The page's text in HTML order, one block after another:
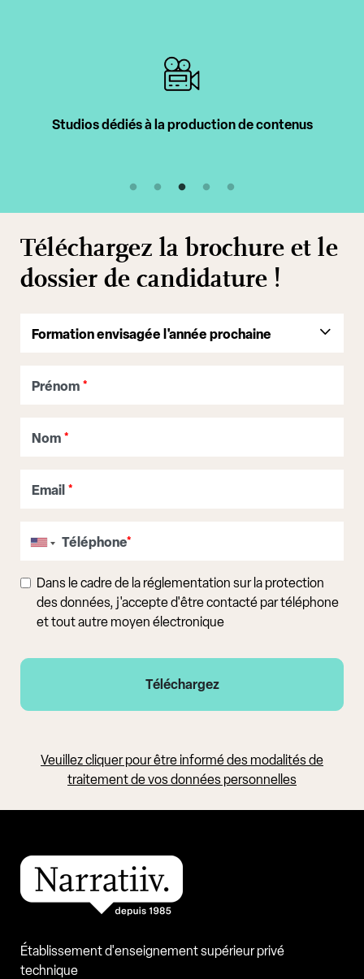
Intervenants professionnels
Téléchargez la brochure et le
dossier de candidature !
Prénom *
Nom *
Email *
Téléphone*
Dans le cadre de la réglementation sur la protection
des données, j'accepte d'être contacté par téléphone
et tout autre moyen électronique
Veuillez cliquer pour être informé des modalités de
traitement de vos données personnelles
Établissement d'enseignement supérieur privé
technique